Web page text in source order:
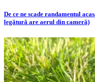
De ce ne scade randamentul
legătură are aerul din cameră)